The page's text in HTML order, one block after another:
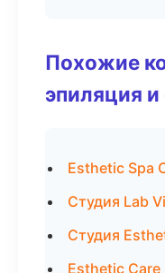
Похожие
эпиляция
Esthetic Spa
Студия Lab
Студия
Esthetic